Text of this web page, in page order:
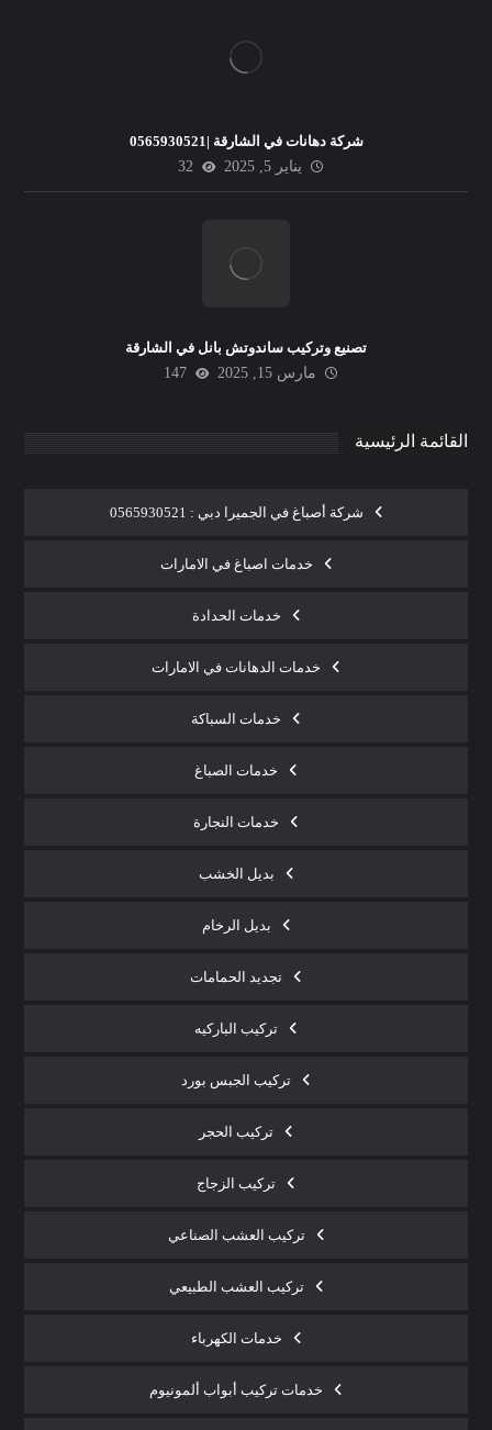
شركة دهانات في الشارقة |0565930521
يناير 5, 2025
32
تصنيع وتركيب ساندوتش بانل في الشارقة
مارس 15, 2025
147
القائمة الرئيسية
شركة أصباغ في الجميرا دبي : 0565930521
خدمات اصباغ في الامارات
خدمات الحدادة
خدمات الدهانات في الامارات
خدمات السباكة
خدمات الصباغ
خدمات النجارة
بديل الخشب
بديل الرخام
تجديد الحمامات
تركيب الباركيه
تركيب الجبس بورد
تركيب الحجر
تركيب الزجاج
تركيب العشب الصناعي
تركيب العشب الطبيعي
خدمات الكهرباء
خدمات تركيب أبواب ألمونيوم